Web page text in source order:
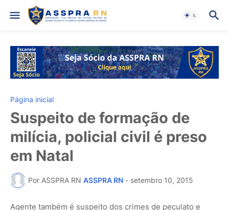
Página inicial
Suspeito de formação de
milícia, policial civil é preso
em Natal
Por ASSPRA RN ASSPRA RN - setembro 10, 2015
Agente também é suspeito dos crimes de peculato e